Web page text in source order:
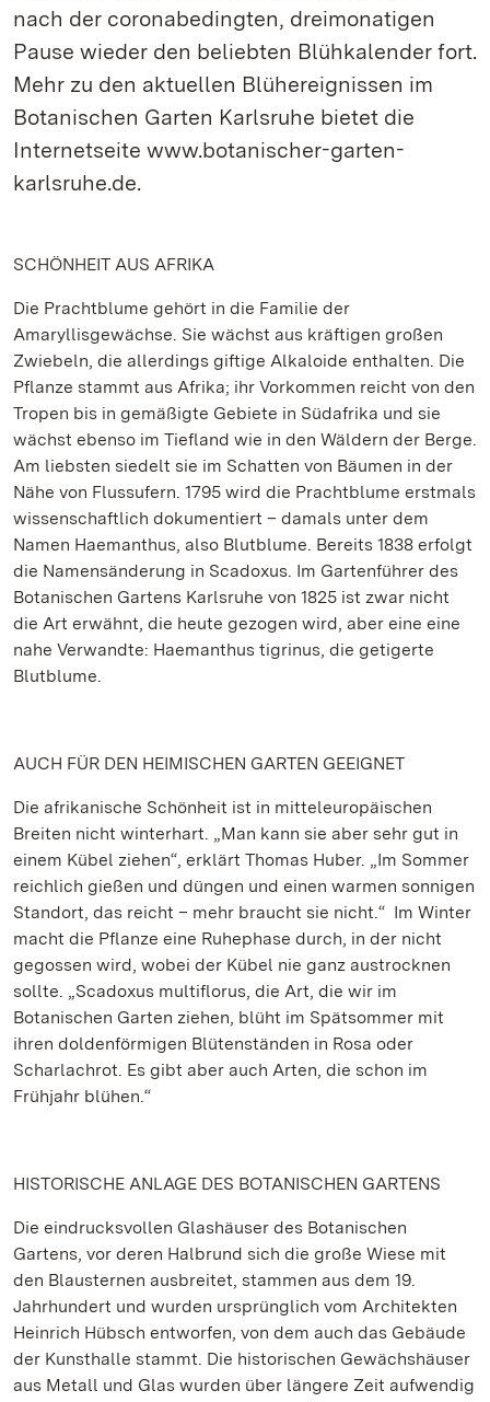
nach der coronabedingten, dreimonatigen
Pause wieder den beliebten Blühkalender fort.
Mehr zu den aktuellen Blühereignissen im
Botanischen Garten Karlsruhe bietet die
Internetseite www.botanischer-garten-
karlsruhe.de.
SCHÖNHEIT AUS AFRIKA
Die Prachtblume gehört in die Familie der
Amaryllisgewächse. Sie wächst aus kräftigen großen
Zwiebeln, die allerdings giftige Alkaloide enthalten. Die
Pflanze stammt aus Afrika; ihr Vorkommen reicht von den
Tropen bis in gemäßigte Gebiete in Südafrika und sie
wächst ebenso im Tiefland wie in den Wäldern der Berge.
Am liebsten siedelt sie im Schatten von Bäumen in der
Nähe von Flussufern. 1795 wird die Prachtblume erstmals
wissenschaftlich dokumentiert – damals unter dem
Namen Haemanthus, also Blutblume. Bereits 1838 erfolgt
die Namensänderung in Scadoxus. Im Gartenführer des
Botanischen Gartens Karlsruhe von 1825 ist zwar nicht
die Art erwähnt, die heute gezogen wird, aber eine eine
nahe Verwandte: Haemanthus tigrinus, die getigerte
Blutblume.
AUCH FÜR DEN HEIMISCHEN GARTEN GEEIGNET
Die afrikanische Schönheit ist in mitteleuropäischen
Breiten nicht winterhart. „Man kann sie aber sehr gut in
einem Kübel ziehen“, erklärt Thomas Huber. „Im Sommer
reichlich gießen und düngen und einen warmen sonnigen
Standort, das reicht – mehr braucht sie nicht.“ Im Winter
macht die Pflanze eine Ruhephase durch, in der nicht
gegossen wird, wobei der Kübel nie ganz austrocknen
sollte. „Scadoxus multiflorus, die Art, die wir im
Botanischen Garten ziehen, blüht im Spätsommer mit
ihren doldenförmigen Blütenständen in Rosa oder
Scharlachrot. Es gibt aber auch Arten, die schon im
Frühjahr blühen.“
HISTORISCHE ANLAGE DES BOTANISCHEN GARTENS
Die eindrucksvollen Glashäuser des Botanischen
Gartens, vor deren Halbrund sich die große Wiese mit
den Blausternen ausbreitet, stammen aus dem 19.
Jahrhundert und wurden ursprünglich vom Architekten
Heinrich Hübsch entworfen, von dem auch das Gebäude
der Kunsthalle stammt. Die historischen Gewächshäuser
aus Metall und Glas wurden über längere Zeit aufwendig